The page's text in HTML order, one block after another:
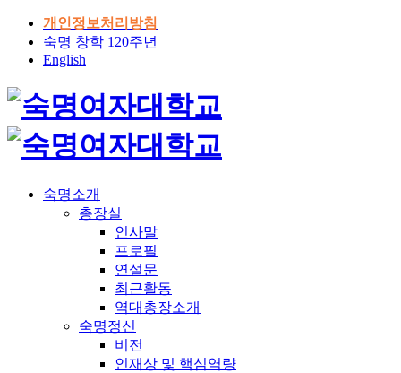
개인정보처리방침
숙명 창학 120주년
English
숙명소개
총장실
인사말
프로필
연설문
최근활동
역대총장소개
숙명정신
비전
인재상 및 핵심역량